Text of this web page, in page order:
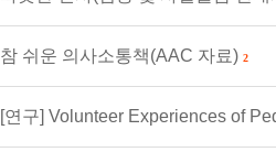
참 쉬운 의사소통책(AAC 자료) 2
[연구] Volunteer Experiences of